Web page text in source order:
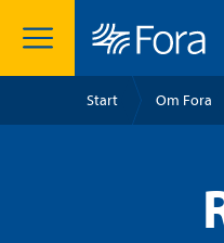
Start Om Fora